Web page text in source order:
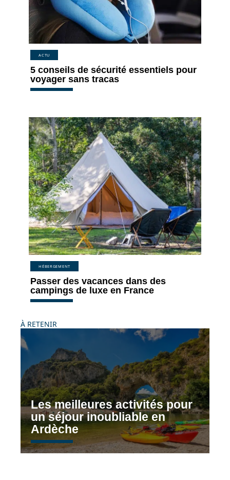
ACTU
5 conseils de sécurité essentiels pour
voyager sans tracas
HÉBERGEMENT
Passer des vacances dans des
campings de luxe en France
À RETENIR
Les meilleures activités pour
un séjour inoubliable en
Ardèche